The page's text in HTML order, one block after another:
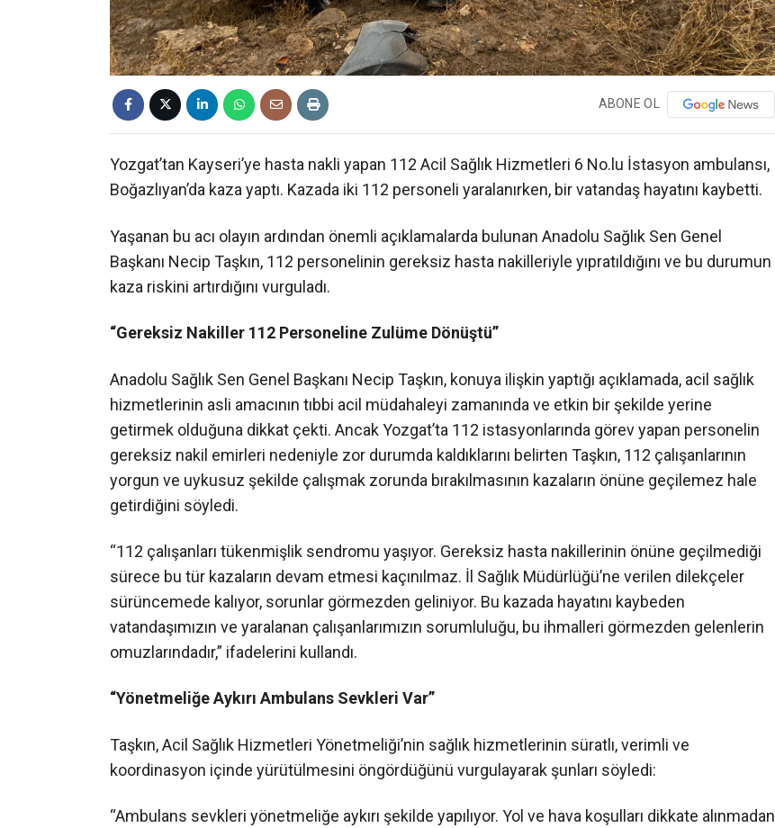
ABONE OL
Yozgat’tan Kayseri’ye hasta nakli yapan 112 Acil Sağlık Hizmetleri 6 No.lu İstasyon ambulansı,
Boğazlıyan’da kaza yaptı. Kazada iki 112 personeli yaralanırken, bir vatandaş hayatını kaybetti.
Yaşanan bu acı olayın ardından önemli açıklamalarda bulunan Anadolu Sağlık Sen Genel
Başkanı Necip Taşkın, 112 personelinin gereksiz hasta nakilleriyle yıpratıldığını ve bu durumun
kaza riskini artırdığını vurguladı.
“Gereksiz Nakiller 112 Personeline Zulüme Dönüştü”
Anadolu Sağlık Sen Genel Başkanı Necip Taşkın, konuya ilişkin yaptığı açıklamada, acil sağlık
hizmetlerinin asli amacının tıbbi acil müdahaleyi zamanında ve etkin bir şekilde yerine
getirmek olduğuna dikkat çekti. Ancak Yozgat’ta 112 istasyonlarında görev yapan personelin
gereksiz nakil emirleri nedeniyle zor durumda kaldıklarını belirten Taşkın, 112 çalışanlarının
yorgun ve uykusuz şekilde çalışmak zorunda bırakılmasının kazaların önüne geçilemez hale
getirdiğini söyledi.
“112 çalışanları tükenmişlik sendromu yaşıyor. Gereksiz hasta nakillerinin önüne geçilmediği
sürece bu tür kazaların devam etmesi kaçınılmaz. İl Sağlık Müdürlüğü’ne verilen dilekçeler
sürüncemede kalıyor, sorunlar görmezden geliniyor. Bu kazada hayatını kaybeden
vatandaşımızın ve yaralanan çalışanlarımızın sorumluluğu, bu ihmalleri görmezden gelenlerin
omuzlarındadır,” ifadelerini kullandı.
“Yönetmeliğe Aykırı Ambulans Sevkleri Var”
Taşkın, Acil Sağlık Hizmetleri Yönetmeliği’nin sağlık hizmetlerinin süratlı, verimli ve
koordinasyon içinde yürütülmesini öngördüğünü vurgulayarak şunları söyledi:
“Ambulans sevkleri yönetmeliğe aykırı şekilde yapılıyor. Yol ve hava koşulları dikkate alınmadan